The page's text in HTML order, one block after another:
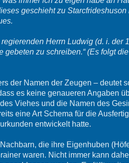
geschieht zu Starcfrideshuson
Herrn Ludwig (d. i. der
gebeten zu schreiben.“ (Es folgt
der Namen der Zeugen – deutet
es keine genaueren Angaben
Viehes und die Namen des
eine Art Schema für die
entwickelt hatte.
die ihre Eigenhuben
waren. Nicht immer kann